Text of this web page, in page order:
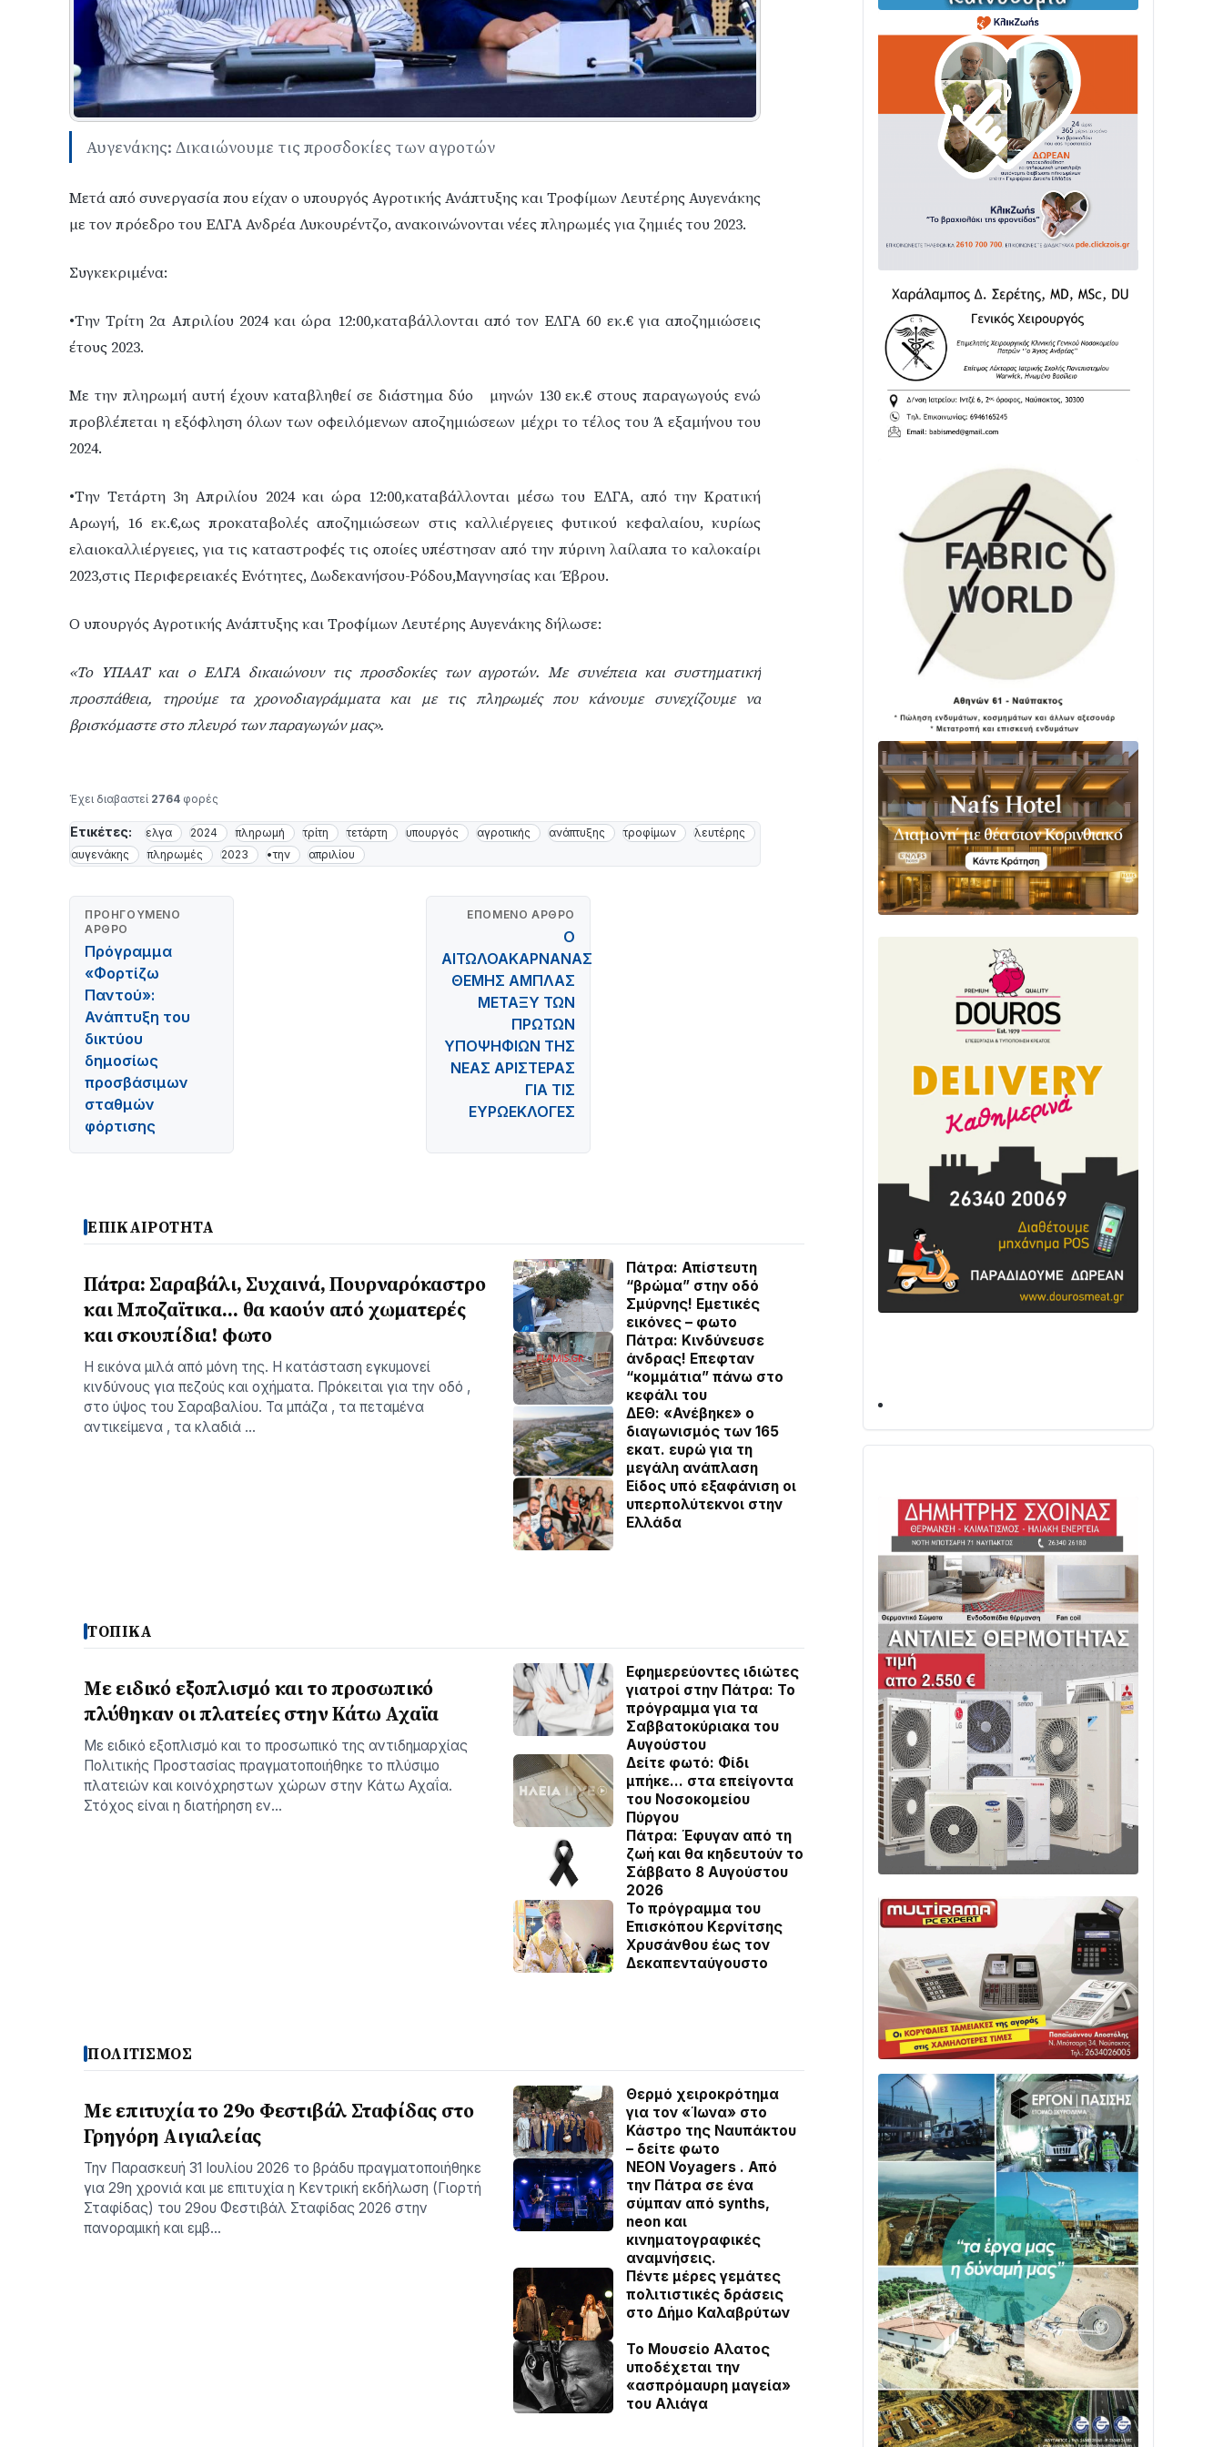
Αυγενάκης: Δικαιώνουμε τις προσδοκίες των αγροτών
Μετά από συνεργασία που είχαν ο υπουργός Αγροτικής Ανάπτυξης και Τροφίμων Λευτέρης Αυγενάκης
με τον πρόεδρο του ΕΛΓΑ Ανδρέα Λυκουρέντζο, ανακοινώνονται νέες πληρωμές για ζημιές του 2023.
Συγκεκριμένα:
•Την Τρίτη 2α Απριλίου 2024 και ώρα 12:00,καταβάλλονται από τον ΕΛΓΑ 60 εκ.€ για αποζημιώσεις
έτους 2023.
Με την πληρωμή αυτή έχουν καταβληθεί σε διάστημα δύο
μηνών 130 εκ.€ στους παραγωγούς ενώ
προβλέπεται η εξόφληση όλων των οφειλόμενων αποζημιώσεων μέχρι το τέλος του Ά εξαμήνου του
2024.
•Την Τετάρτη 3η Απριλίου 2024 και ώρα 12:00,καταβάλλονται μέσω του ΕΛΓΑ, από την Κρατική
Αρωγή, 16 εκ.€,ως προκαταβολές αποζημιώσεων στις καλλιέργειες φυτικού κεφαλαίου, κυρίως
ελαιοκαλλιέργειες, για τις καταστροφές τις οποίες υπέστησαν από την πύρινη λαίλαπα το καλοκαίρι
2023,στις Περιφερειακές Ενότητες, Δωδεκανήσου-Ρόδου,Μαγνησίας και Έβρου.
Ο υπουργός Αγροτικής Ανάπτυξης και Τροφίμων Λευτέρης Αυγενάκης δήλωσε:
«Το ΥΠΑΑΤ και ο ΕΛΓΑ δικαιώνουν τις προσδοκίες των αγροτών. Με συνέπεια και συστηματική
προσπάθεια, τηρούμε τα χρονοδιαγράμματα και με τις πληρωμές που κάνουμε συνεχίζουμε να
βρισκόμαστε στο πλευρό των παραγωγών μας».
Έχει διαβαστεί 2764 φορές
Ετικέτες: ελγα 2024 πληρωμή τρίτη τετάρτη υπουργός αγροτικής ανάπτυξης τροφίμων
λευτέρης
αυγενάκης
πληρωμές 2023 •την απριλίου
ΠΡΟΗΓΟΎΜΕΝΟ
ΆΡΘΡΟ
Πρόγραμμα
«Φορτίζω
Παντού»:
Ανάπτυξη του
δικτύου
δημοσίως
προσβάσιμων
σταθμών
φόρτισης
ΕΠΌΜΕΝΟ ΆΡΘΡΟ
Ο
ΑΙΤΩΛΟΑΚΑΡΝΑΝΑΣ
ΘΕΜΗΣ ΑΜΠΛΑΣ
ΜΕΤΑΞΥ ΤΩΝ
ΠΡΩΤΩΝ
ΥΠΟΨΗΦΙΩΝ ΤΗΣ
ΝΕΑΣ ΑΡΙΣΤΕΡΑΣ
ΓΙΑ ΤΙΣ
ΕΥΡΩΕΚΛΟΓΕΣ
ΕΠΙΚΑΙΡΟΤΗΤΑ
Πάτρα: Σαραβάλι, Συχαινά, Πουρναρόκαστρο
και Μποζαϊτικα… θα καούν από χωματερές
και σκουπίδια! φωτο
Η εικόνα μιλά από μόνη της. Η κατάσταση εγκυμονεί
κινδύνους για πεζούς και οχήματα. Πρόκειται για την οδό ,
στο ύψος του Σαραβαλίου. Τα μπάζα , τα πεταμένα
αντικείμενα , τα κλαδιά …
Πάτρα: Απίστευτη
“βρώμα” στην οδό
Σμύρνης! Εμετικές
εικόνες – φωτο
Πάτρα: Κινδύνευσε
άνδρας! Επεφταν
“κομμάτια” πάνω στο
κεφάλι του
ΔΕΘ: «Ανέβηκε» ο
διαγωνισμός των 165
εκατ. ευρώ για τη
μεγάλη ανάπλαση
Είδος υπό εξαφάνιση οι
υπερπολύτεκνοι στην
Ελλάδα
ΤΟΠΙΚΑ
Με ειδικό εξοπλισμό και το προσωπικό
πλύθηκαν οι πλατείες στην Κάτω Αχαϊα
Με ειδικό εξοπλισμό και το προσωπικό της αντιδημαρχίας
Πολιτικής Προστασίας πραγματοποιήθηκε το πλύσιμο
πλατειών και κοινόχρηστων χώρων στην Κάτω Αχαΐα.
Στόχος είναι η διατήρηση εν…
Εφημερεύοντες ιδιώτες
γιατροί στην Πάτρα: Το
πρόγραμμα για τα
Σαββατοκύριακα του
Αυγούστου
Δείτε φωτό: Φίδι
μπήκε… στα επείγοντα
του Νοσοκομείου
Πύργου
Πάτρα: Έφυγαν από τη
ζωή και θα κηδευτούν το
Σάββατο 8 Αυγούστου
2026
Το πρόγραμμα του
Επισκόπου Κερνίτσης
Χρυσάνθου έως τον
Δεκαπενταύγουστο
ΠΟΛΙΤΙΣΜΟΣ
Με επιτυχία το 29ο Φεστιβάλ Σταφίδας στο
Γρηγόρη Aιγιαλείας
Την Παρασκευή 31 Ιουλίου 2026 το βράδυ πραγματοποιήθηκε
για 29η χρονιά και με επιτυχία η Κεντρική εκδήλωση (Γιορτή
Σταφίδας) του 29ου Φεστιβάλ Σταφίδας 2026 στην
πανοραμική και εμβ…
Θερμό χειροκρότημα
για τον «Ίωνα» στο
Κάστρο της Ναυπάκτου
– δείτε φωτο
NEON Voyagers . Από
την Πάτρα σε ένα
σύμπαν από synths,
neon και
κινηματογραφικές
αναμνήσεις.
Πέντε μέρες γεμάτες
πολιτιστικές δράσεις
στο Δήμο Καλαβρύτων
Το Μουσείο Αλατος
υποδέχεται την
«ασπρόμαυρη μαγεία»
του Αλιάγα